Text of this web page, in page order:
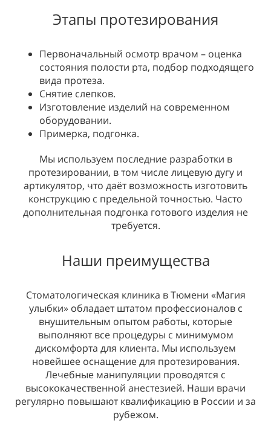
Этапы протезирования
Первоначальный осмотр врачом – оценка
состояния полости рта, подбор подходящего
вида протеза.
Снятие слепков.
Изготовление изделий на современном
оборудовании.
Примерка, подгонка.
Мы используем последние разработки в
протезировании, в том числе лицевую дугу и
артикулятор, что даёт возможность изготовить
конструкцию с предельной точностью. Часто
дополнительная подгонка готового изделия не
требуется.
Наши преимущества
Стоматологическая клиника в Тюмени «Магия
улыбки» обладает штатом профессионалов с
внушительным опытом работы, которые
выполняют все процедуры с минимумом
дискомфорта для клиента. Мы используем
новейшее оснащение для протезирования.
Лечебные манипуляции проводятся с
высококачественной анестезией. Наши врачи
регулярно повышают квалификацию в России и за
рубежом.